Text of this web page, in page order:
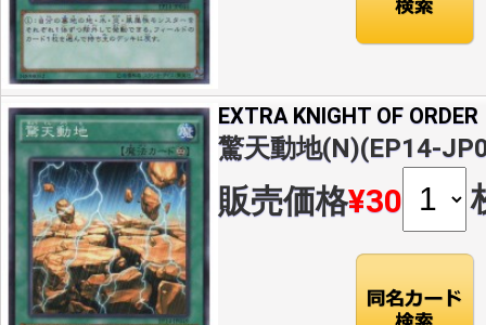
EXTRA KNIGHT OF ORDER
驚天動地(N)(EP14-
販売価格¥30